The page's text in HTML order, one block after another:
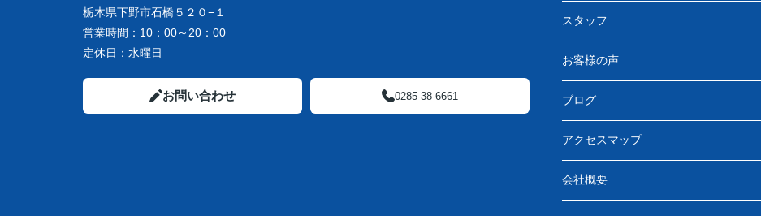
栃木県下野市石橋５２０−１
営業時間： 10：00～20：00
定休日： 水曜日
お問い合わせ 0285-38-6661
スタッフ
お客様の声
ブログ
アクセスマップ
会社概要